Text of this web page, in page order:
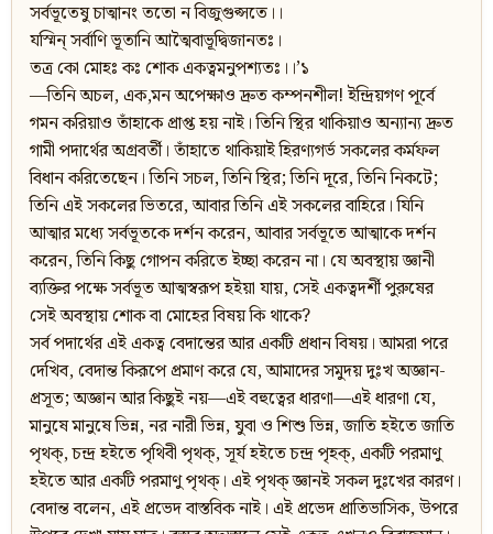
সর্বভূতেষু চাত্মানং ততো ন বিজুগুপ্সতে।।
যস্মিন‍্ সর্বাণি ভূতানি আত্মৈবাভূদ্বিজানতঃ।
তত্র কো মোহঃ কঃ শোক একত্বমনুপশ্যতঃ।।’১
—তিনি অচল, এক,মন অপেক্ষাও দ্রুত কম্পনশীল! ইন্দ্রিয়গণ পূর্বে
গমন করিয়াও তাঁহাকে প্রাপ্ত হয় নাই। তিনি স্থির থাকিয়াও অন্যান্য দ্রুত
গামী পদার্থের অগ্রবর্তী। তাঁহাতে থাকিয়াই হিরণ্যগর্ভ সকলের কর্মফল
বিধান করিতেছেন। তিনি সচল, তিনি স্থির; তিনি দূরে, তিনি নিকটে;
তিনি এই সকলের ভিতরে, আবার তিনি এই সকলের বাহিরে। যিনি
আত্মার মধ্যে সর্বভূতকে দর্শন করেন, আবার সর্বভূতে আত্মাকে দর্শন
করেন, তিনি কিছু গোপন করিতে ইচ্ছা করেন না। যে অবস্থায় জ্ঞানী
ব্যক্তির পক্ষে সর্বভূত আত্মস্বরূপ হইয়া যায়, সেই একত্বদর্শী পুরুষের
সেই অবস্থায় শোক বা মোহের বিষয় কি থাকে?
সর্ব পদার্থের এই একত্ব বেদান্তের আর একটি প্রধান বিষয়। আমরা পরে
দেখিব, বেদান্ত কিরূপে প্রমাণ করে যে, আমাদের সমুদয় দুঃখ অজ্ঞান-
প্রসূত; অজ্ঞান আর কিছুই নয়—এই বহুত্বের ধারণা—এই ধারণা যে,
মানুষে মানুষে ভিন্ন, নর নারী ভিন্ন, যুবা ও শিশু ভিন্ন, জাতি হইতে জাতি
পৃথক‍্, চন্দ্র হইতে পৃথিবী পৃথক্, সূর্য হইতে চন্দ্র পৃহক্, একটি পরমাণু
হইতে আর একটি পরমাণু পৃথক‍্। এই পৃথক্ জ্ঞানই সকল দুঃখের কারণ।
বেদান্ত বলেন, এই প্রভেদ বাস্তবিক নাই। এই প্রভেদ প্রাতিভাসিক, উপরে